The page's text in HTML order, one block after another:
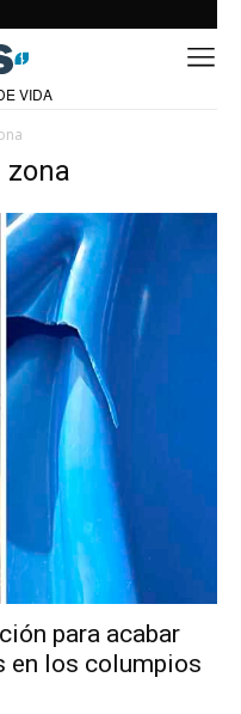
VIDA
zona
para acabar
en los columpios